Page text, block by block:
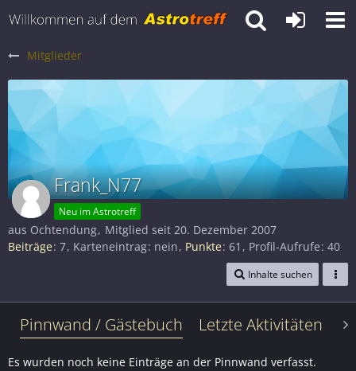
Mitglieder
Frank_N77
Neu im Astrotreff
aus Ochtendung Mitglied seit 20. Dezember 2007
Beiträge 7 Karteneintrag nein Punkte 61 Profil-Aufrufe 40
Inhalte suchen
Pinnwand / Gästebuch Letzte Aktivitäten
Es wurden noch keine Einträge an der Pinnwand verfasst.